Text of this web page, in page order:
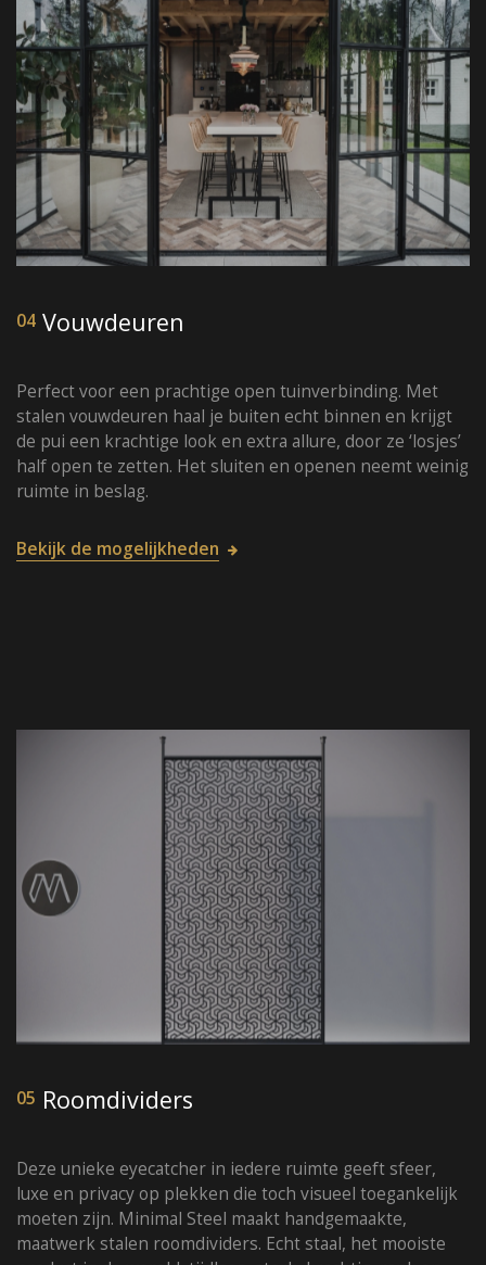
04 Vouwdeuren
Perfect voor een prachtige open tuinverbinding. Met
stalen vouwdeuren haal je buiten echt binnen en krijgt
de pui een krachtige look en extra allure, door ze ‘losjes’
half open te zetten. Het sluiten en openen neemt weinig
ruimte in beslag.
Bekijk de mogelijkheden
05 Roomdividers
Deze unieke eyecatcher in iedere ruimte geeft sfeer,
luxe en privacy op plekken die toch visueel toegankelijk
moeten zijn. Minimal Steel maakt handgemaakte,
maatwerk stalen roomdividers. Echt staal, het mooiste